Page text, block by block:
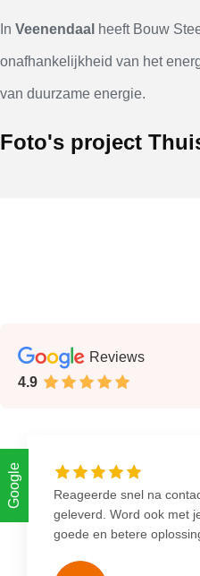
In Veenendaal heeft Bouw
onafhankelijkheid van het
van duurzame energie.
Foto's project
Reviews
4.9
Google
Reageerde snel na
geleverd. Word ook met
goede en betere